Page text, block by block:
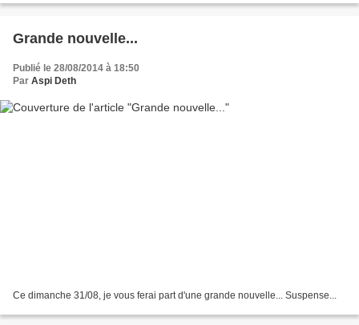
Grande nouvelle...
Publié le 28/08/2014 à 18:50
Par Aspi Deth
Ce dimanche 31/08, je vous ferai part d'une grande nouvelle... Suspense...